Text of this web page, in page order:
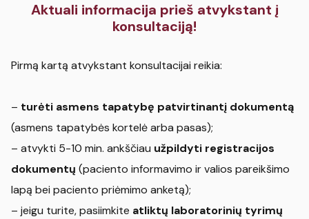
Aktuali informacija prieš atvykstant į
konsultaciją!
Pirmą kartą atvykstant konsultacijai reikia:
– turėti asmens tapatybę patvirtinantį dokumentą
(asmens tapatybės kortelė arba pasas);
– atvykti 5-10 min. ankščiau užpildyti registracijos
dokumentų (paciento informavimo ir valios pareikšimo
lapą bei paciento priėmimo anketą);
– jeigu turite, pasiimkite atliktų laboratorinių tyrimų